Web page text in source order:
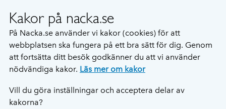
Kakor på nacka.se
På Nacka.se använder vi kakor (cookies) för att
webbplatsen ska fungera på ett bra sätt för dig. Genom
att fortsätta ditt besök godkänner du att vi använder
nödvändiga kakor. Läs mer om kakor
Vill du göra inställningar och acceptera delar av
kakorna?